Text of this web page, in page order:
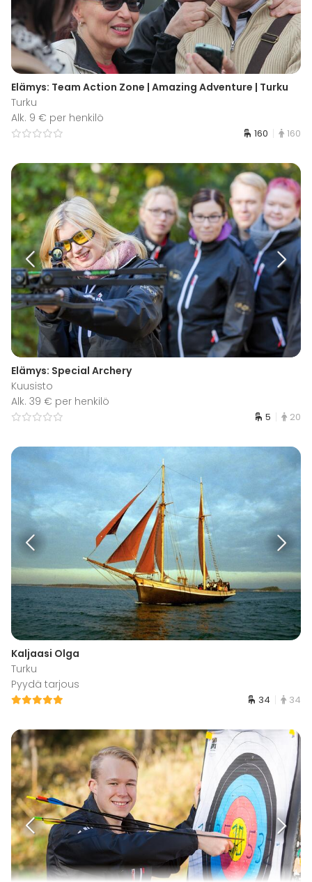
Elämys: Team Action Zone | Amazing Adventure | Turku
Turku
Alk. 9 € per henkilö
160 160
Elämys: Special Archery
Kuusisto
Alk. 39 € per henkilö
5 20
Kaljaasi Olga
Turku
Pyydä tarjous
34 34